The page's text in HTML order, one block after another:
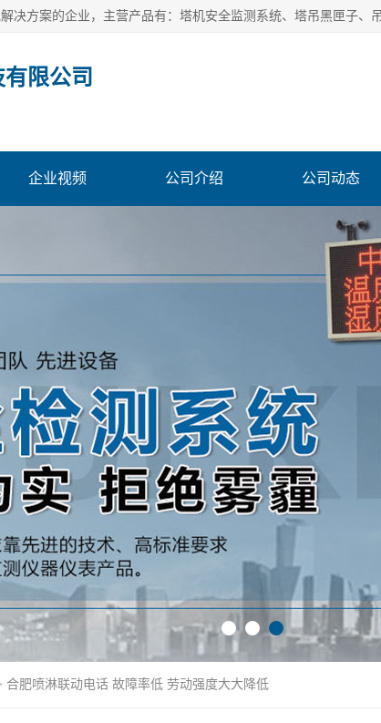
限公司
企业视频 公司介绍 公司动态
合肥喷淋联动电话 故障率低 劳动强度大大降低